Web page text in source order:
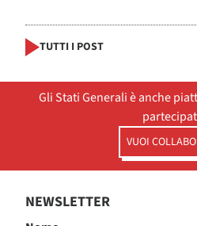
TUTTI I POST
Gli Stati Generali è anche
VUOI
NEWSLETTER